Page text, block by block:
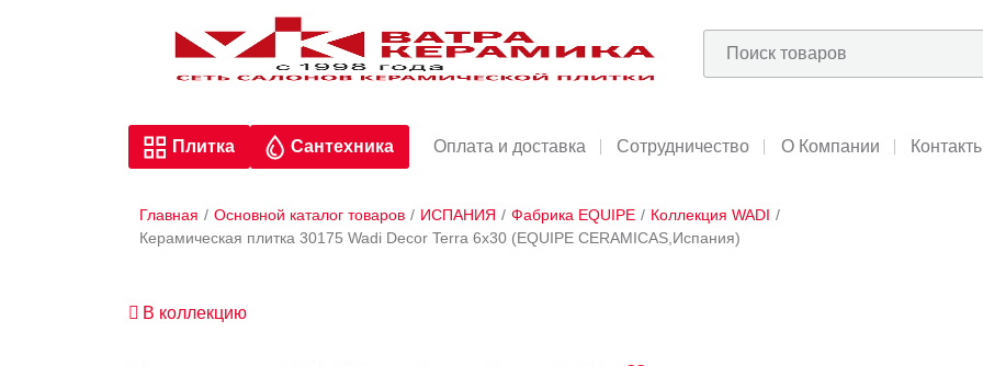
Плитка Сантехника Оплата и доставка Сотрудничество О Компании
Главная / Основной каталог товаров / ИСПАНИЯ / Фабрика EQUIPE / Коллекция WADI /
Керамическая плитка 30175 Wadi Decor Terra 6х30 (EQUIPE CERAMICAS,Испания)
В коллекцию